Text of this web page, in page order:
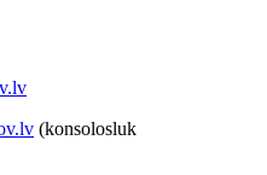
(konsolosluk